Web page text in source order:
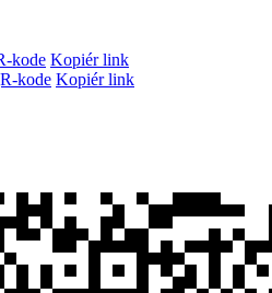
kode Kopiér link
kode Kopiér link